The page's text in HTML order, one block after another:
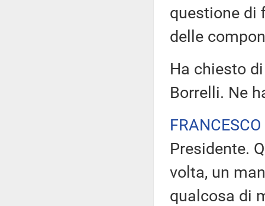
questione di
delle
Ha chiesto
Borrelli. Ne
Presidente.
volta, un
qualcosa di